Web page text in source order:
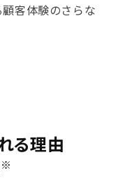
客体験のさらな
る理由
※